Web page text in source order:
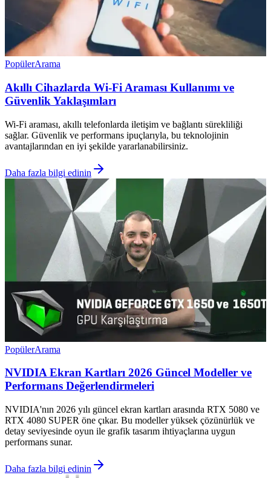
PopülerArama
Akıllı Cihazlarda Wi-Fi Araması Kullanımı ve
Güvenlik Yaklaşımları
Wi-Fi araması, akıllı telefonlarda iletişim ve bağlantı sürekliliği
sağlar. Güvenlik ve performans ipuçlarıyla, bu teknolojinin
avantajlarından en iyi şekilde yararlanabilirsiniz.
Daha fazla bilgi edinin
PopülerArama
NVIDIA Ekran Kartları 2026 Güncel Modeller ve
Performans Değerlendirmeleri
NVIDIA'nın 2026 yılı güncel ekran kartları arasında RTX 5080 ve
RTX 4080 SUPER öne çıkar. Bu modeller yüksek çözünürlük ve
detay seviyesinde oyun ile grafik tasarım ihtiyaçlarına uygun
performans sunar.
Daha fazla bilgi edinin